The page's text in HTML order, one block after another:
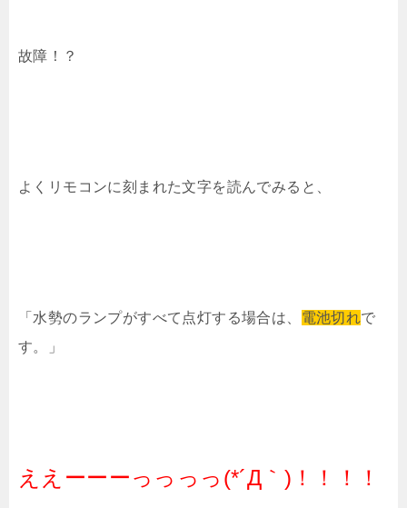
故障！？
よくリモコンに刻まれた文字を読んでみると、
「水勢のランプがすべて点灯する場合は、 電池切れで
す。」
ええーーーっっっっ(*´Д｀)！！！！